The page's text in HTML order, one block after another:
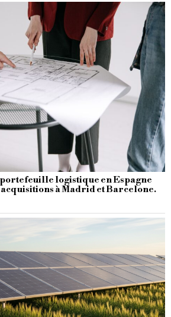
logistique en Espagne
à Madrid et Barcelone.